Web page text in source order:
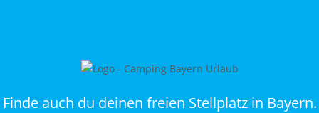
Finde auch du deinen freien Stellplatz in Bayern.